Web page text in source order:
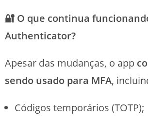
🔐 O que continua
Authenticator?
Apesar das mudanças, o app
sendo usado para MFA,
Códigos temporários (TOTP);